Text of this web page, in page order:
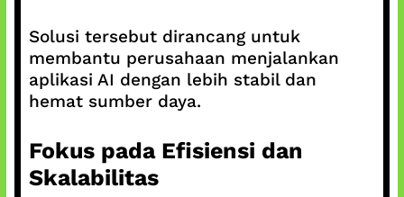
Solusi tersebut dirancang untuk
membantu perusahaan menjalankan
aplikasi AI dengan lebih stabil dan
hemat sumber daya.
Fokus pada Efisiensi dan
Skalabilitas